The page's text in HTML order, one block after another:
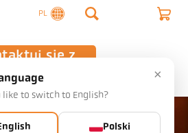
PL
się z
×
like to switch to English?
Polski